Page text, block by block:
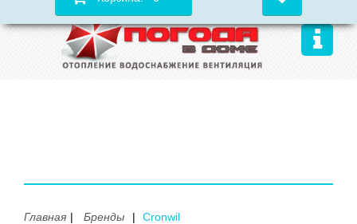
Главная Бренды Cronwil